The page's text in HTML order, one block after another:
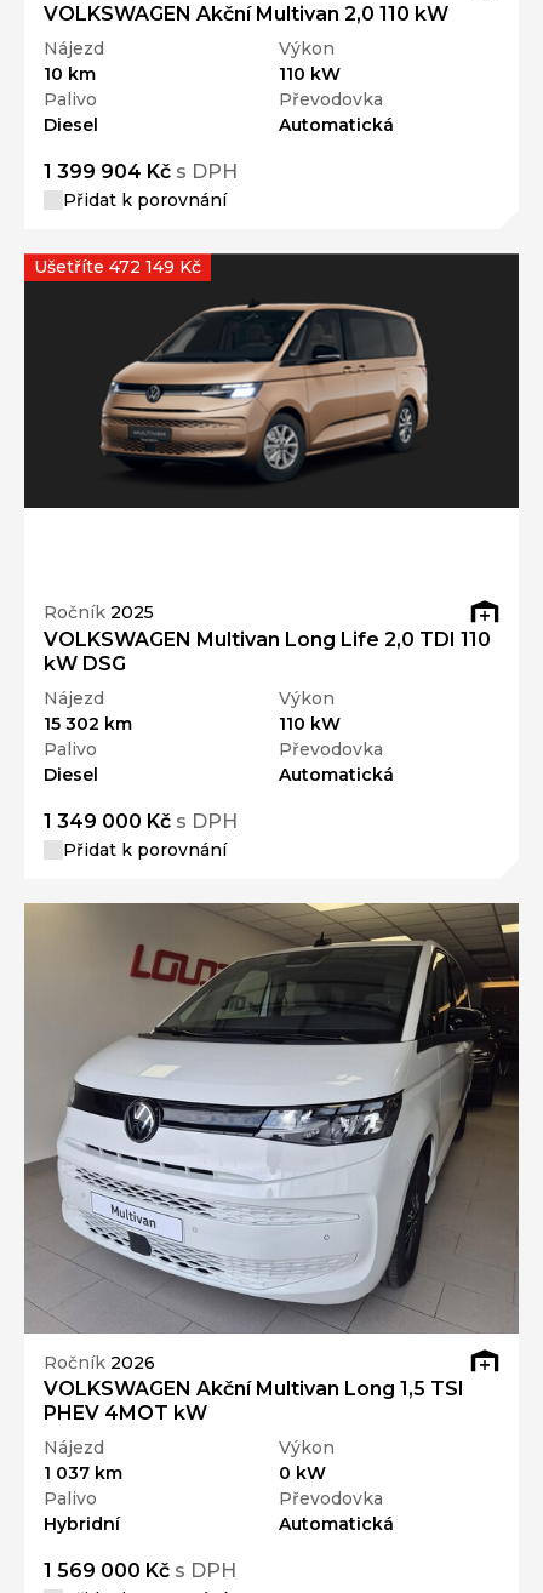
VOLKSWAGEN Akční Multivan 2,0 110 kW
Nájezd
10 km
Výkon
110 kW
Palivo
Diesel
Převodovka
Automatická
1 399 904 Kč s DPH
Přidat k porovnání
Ročník 2025
VOLKSWAGEN Multivan Long Life 2,0 TDI 110
kW DSG
Nájezd
15 302 km
Výkon
110 kW
Palivo
Diesel
Převodovka
Automatická
1 349 000 Kč s DPH
Přidat k porovnání
Ušetříte 472 149 Kč
Ročník 2026
VOLKSWAGEN Akční Multivan Long 1,5 TSI
PHEV 4MOT kW
Nájezd
1 037 km
Výkon
0 kW
Palivo
Hybridní
Převodovka
Automatická
1 569 000 Kč s DPH